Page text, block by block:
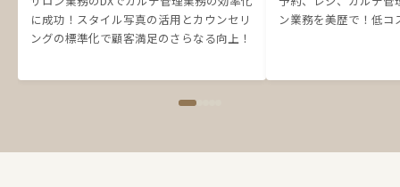
に成功！スタイル写真の活用とカウンセリ
ングの標準化で顧客満足のさらなる向上！
ン業務を美歴で！低